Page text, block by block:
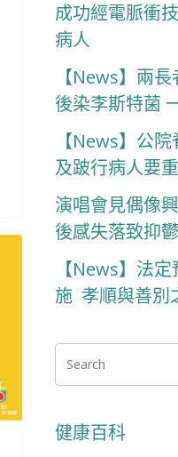
成功經電脈衝
病人
【News】兩
後染李斯特菌
【News】公
及跛行病人要
演唱會見偶像
後感失落致抑鬱
【News】法
施 孝順與善別
健康百科